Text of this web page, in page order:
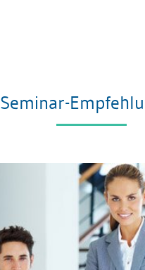
Seminar-